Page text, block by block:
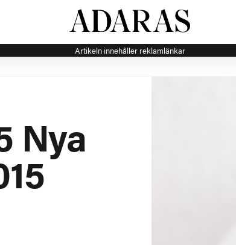
Artikeln innehåller reklamlänkar
Nya